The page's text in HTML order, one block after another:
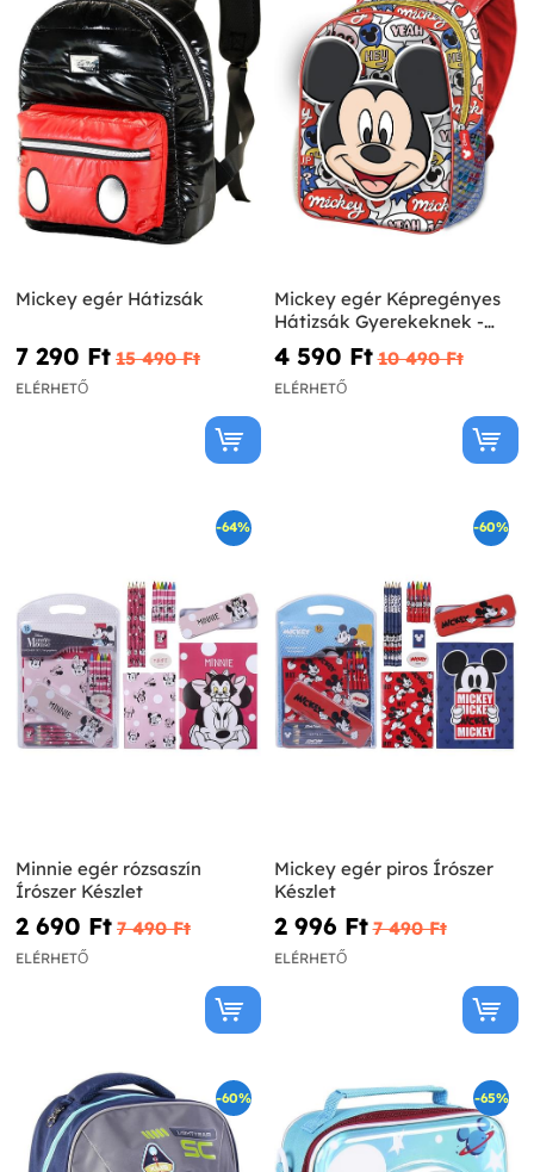
Mickey egér Hátizsák
7 290 Ft‎ 15 490 Ft‎
ELÉRHETŐ
Mickey egér Képregényes
Hátizsák Gyerekeknek -
Disney
4 590 Ft‎ 10 490 Ft‎
ELÉRHETŐ
-64%
Minnie egér rózsaszín
Írószer Készlet
2 690 Ft‎ 7 490 Ft‎
ELÉRHETŐ
-60%
Mickey egér piros Írószer
Készlet
2 996 Ft‎ 7 490 Ft‎
ELÉRHETŐ
-60% -65%